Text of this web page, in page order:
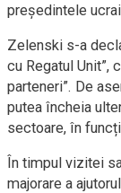
președintele
Zelenski s-a
cu Regatul Unit”,
parteneri”. De
putea încheia
sectoare, în
În timpul vizitei
majorare a